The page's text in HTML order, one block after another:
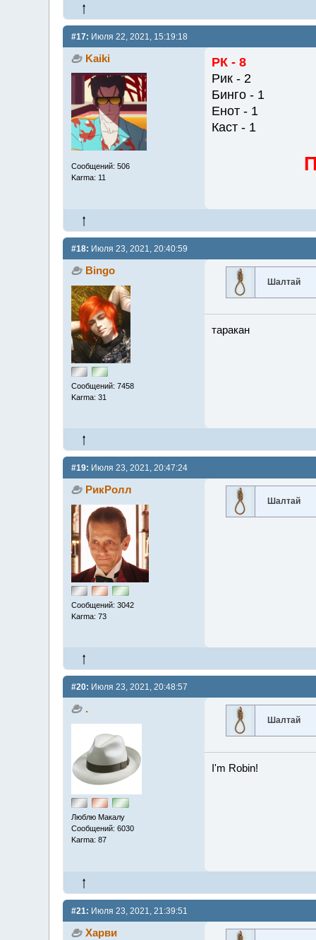
#17: Июля 22, 2021, 15:19:18
Kaiki
Сообщений: 506
Karma: 11
РК - 8
Рик - 2
Бинго - 1
Енот - 1
Каст - 1
#18: Июля 23, 2021, 20:40:59
Bingo
Сообщений: 7458
Karma: 31
Шалтай
таракан
#19: Июля 23, 2021, 20:47:24
РикРолл
Сообщений: 3042
Karma: 73
Шалтай
#20: Июля 23, 2021, 20:48:57
.
Люблю Макалу
Сообщений: 6030
Karma: 87
Шалтай
I'm Robin!
#21: Июля 23, 2021, 21:39:51
Харви